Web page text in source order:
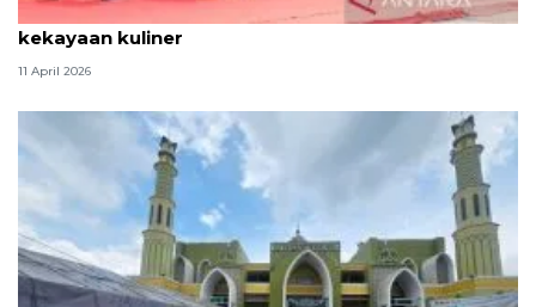
Tradisi hantaran Lebaran Betawi simbol bakti dan
kekayaan kuliner
11 April 2026